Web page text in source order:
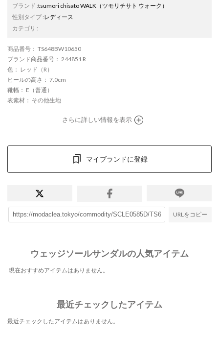
ブランド :tsumori chisato WALK （ツモリチサト ウォーク）
性別タイプ:レディース
カテゴリ :
商品番号 ： TS648BW10650
ブランド商品番号 ： 244851 R
色 ： レッド（R）
ヒールの高さ ： 7.0cm
靴幅 ： E（普通）
表素材 ： その他生地
さらに詳しい情報を表示
マイブランドに登録
URLをコピー
ウェッジソールサンダルの人気アイテム
現在おすすめアイテムはありません。
最近チェックしたアイテム
最近チェックしたアイテムはありません。